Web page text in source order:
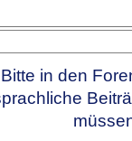
Bitte in den